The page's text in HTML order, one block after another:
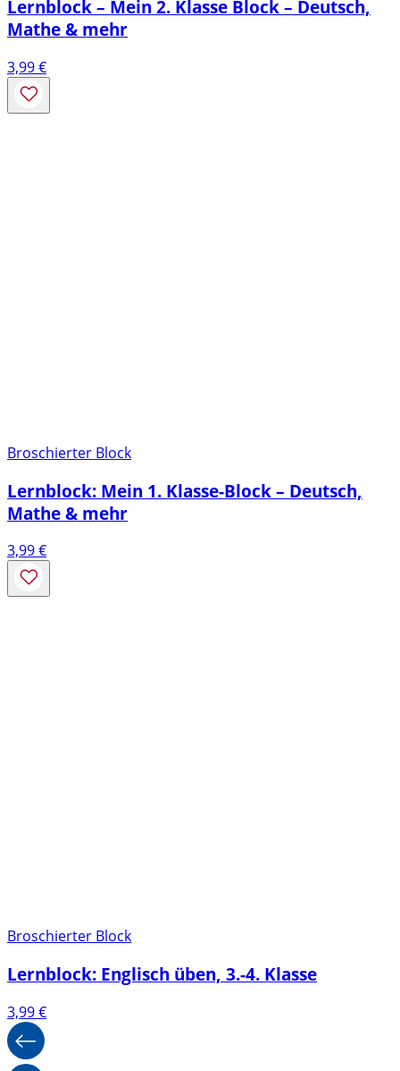
Lernblock – Mein 2. Klasse Block – Deutsch,
Mathe & mehr
3,99€
Broschierter Block
Lernblock: Mein 1. Klasse-Block – Deutsch,
Mathe & mehr
3,99€
Broschierter Block
Lernblock: Englisch üben, 3.-4. Klasse
3,99€